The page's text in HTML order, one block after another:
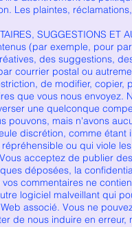
Les plaintes,
SUGGESTIONS ET
(par exemple, pour
des suggestions,
courrier postal ou
de modifier,
que vous nous envoyez.
une quelconque
pouvons, mais n'avons
discrétion, comme
ou qui viole
acceptez de publier
déposées, la
commentaires ne
logiciel malveillant qui
associé. Vous ne
de nous induire en